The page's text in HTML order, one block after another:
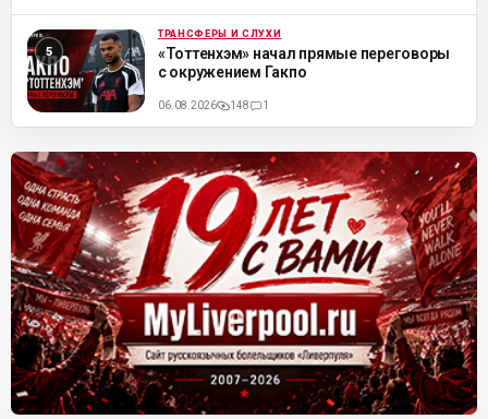
ML ТРАНСФЕРЫ И СЛУХИ
«Тоттенхэм» начал прямые переговоры
с окружением Гакпо
06.08.2026 148 1